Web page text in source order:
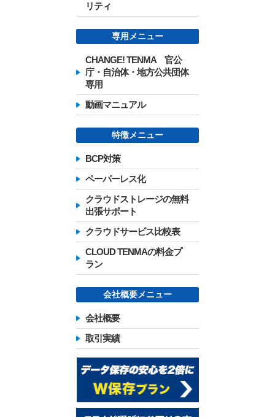
リティ
専用メニュー
CHANGE! TENMA 官公
庁・自治体・地方公共団体
専用
動画マニュアル
特徴メニュー
BCP対策
ペーパーレス化
クラウドストレージの無料
出張サポート
クラウドサービス比較表
CLOUD TENMAの料金プ
ラン
会社概要メニュー
会社概要
取引実績